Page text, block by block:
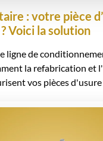
: votre pièce
Voici la solution
ligne de
la refabrication et
vos pièces